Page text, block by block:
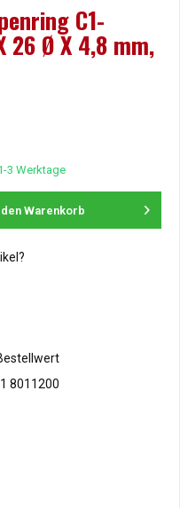
C1-
26 Ø X 4,8 mm,
3 Werktage
den Warenkorb
8011200